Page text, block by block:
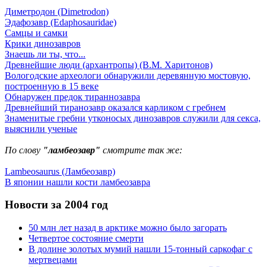
Диметродон (Dimetrodon)
Эдафозавр (Edaphosauridae)
Самцы и самки
Крики динозавров
Знаешь ли ты, что...
Древнейшие люди (архантропы) (В.М. Харитонов)
Вологодские археологи обнаружили деревянную мостовую,
построенную в 15 веке
Обнаружен предок тираннозавра
Древнейший тиранозавр оказался карликом с гребнем
Знаменитые гребни утконосых динозавров служили для секса,
выяснили ученые
По слову "ламбеозавр" смотрите так же:
Lambeosaurus (Ламбеозавр)
В японии нашли кости ламбеозавра
Новости за 2004 год
50 млн лет назад в арктике можно было загорать
Четвертое состояние смерти
В долине золотых мумий нашли 15-тонный саркофаг с
мертвецами